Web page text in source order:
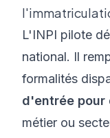
L'INPI pilote
national. Il
formalités
d'entrée
métier ou